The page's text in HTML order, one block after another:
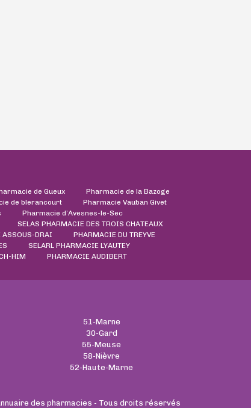
de Gueux
Pharmacie de la Bazoge
de blerancourt
Pharmacie Vauban Givet
Pharmacie d’Avesnes-le-Sec
SELAS PHARMACIE DES TROIS CHATEAUX
ASSOUS-DRAI
PHARMACIE DU TREYVE
SELARL PHARMACIE LYAUTEY
HIM PHARMACIE AUDIBERT
51-Marne
30-Gard
55-Meuse
58-Nièvre
52-Haute-Marne
des pharmacies - Tous droits réservés